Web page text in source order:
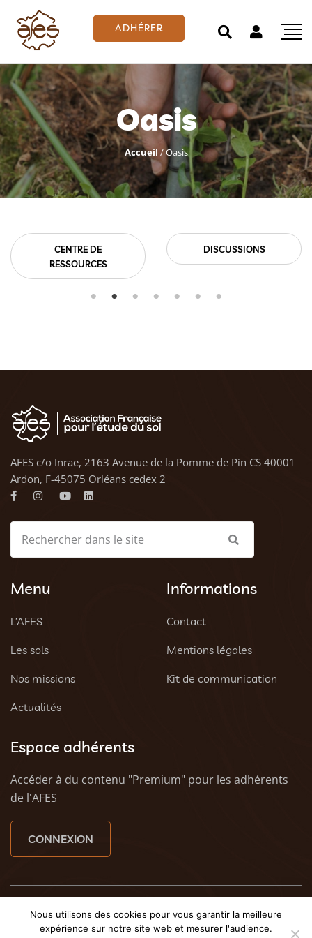
ADHÉRER
Oasis
Accueil /Oasis
CENTRE DE
RESSOURCES
DISCUSSIONS
AFES c/o Inrae, 2163 Avenue de la Pomme de Pin CS 40001
Ardon, F-45075 Orléans cedex 2
Menu
L’AFES
Les sols
Nos missions
Actualités
Informations
Contact
Mentions légales
Kit de communication
Espace adhérents
Accéder à du contenu "Premium" pour les adhérents
de l'AFES
CONNEXION
© 2023 AFES - Tous droits réservés - Une créationTony
Oheix : Agence Web CaenetWeezy - Agence web à
Nous utilisons des cookies pour vous garantir la meilleure
expérience sur notre site web et mesurer l'audience.